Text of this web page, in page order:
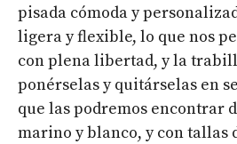
pisada cómoda y
ligera y flexible, lo que nos
con plena libertad, y la
ponérselas y quitárselas en
que las podremos encontrar
marino y blanco, y con tallas